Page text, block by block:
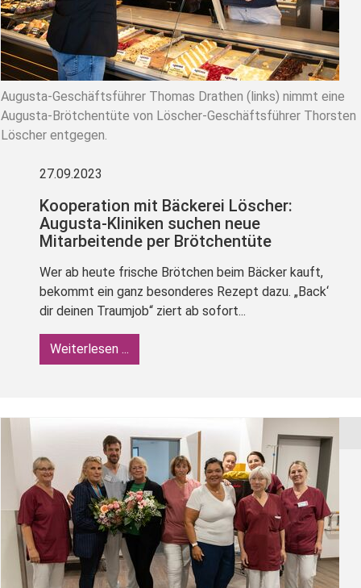
Augusta-Geschäftsführer Thomas Drathen (links) nimmt eine
Augusta-Brötchentüte von Löscher-Geschäftsführer Thorsten
Löscher entgegen.
27.09.2023
Kooperation mit Bäckerei Löscher:
Augusta-Kliniken suchen neue
Mitarbeitende per Brötchentüte
Wer ab heute frische Brötchen beim Bäcker kauft,
bekommt ein ganz besonderes Rezept dazu. „Back‘
dir deinen Traumjob“ ziert ab sofort...
Weiterlesen ...